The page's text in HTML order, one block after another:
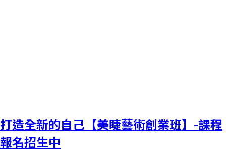
打造全新的自己【美睫藝術創業班】-課程
報名招生中